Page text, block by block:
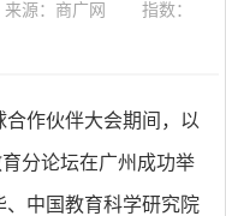
来源：商广网 指数：
合作伙伴大会期间，以
分论坛在广州成功举
中国教育科学研究院